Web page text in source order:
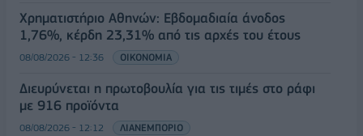
Χρηματιστήριο Αθηνών: Εβδομαδιαία άνοδος
1,76%, κέρδη 23,31% από τις αρχές του έτους
08/08/2026 - 12:36 ΟΙΚΟΝΟΜΙΑ
Διευρύνεται η πρωτοβουλία για τις τιμές στο ράφι
με 916 προϊόντα
08/08/2026 - 12:12 ΛΙΑΝΕΜΠΟΡΙΟ